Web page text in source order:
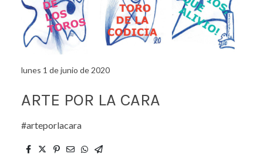
lunes 1 de junio de 2020
ARTE POR LA CARA
#arteporlacara